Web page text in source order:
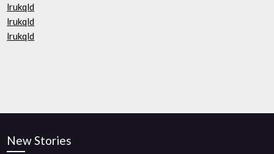
lrukqld
lrukqld
lrukqld
New Stories